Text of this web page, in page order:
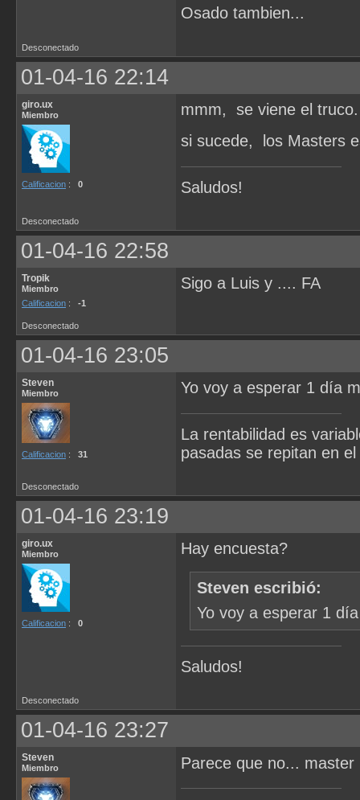
Osado tambien...
Desconectado
01-04-16 22:14
giro.ux
Miembro
Calificacion : 0
mmm, se viene el truco.
si sucede, los Masters
Saludos!
Desconectado
01-04-16 22:58
Tropik
Miembro
Calificacion : -1
Sigo a Luis y .... FA
Desconectado
01-04-16 23:05
Steven
Miembro
Calificacion : 31
Yo voy a esperar 1 día
La rentabilidad es
pasadas se repitan en
Desconectado
01-04-16 23:19
giro.ux
Miembro
Calificacion : 0
Hay encuesta?
Steven escribió:
Yo voy a esperar 1
Saludos!
Desconectado
01-04-16 23:27
Steven
Miembro Parece que no...